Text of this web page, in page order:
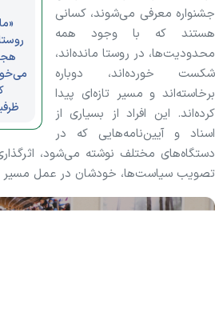
جشنواره معرفی می‌شوند، کسانی
هستند که با وجود همه
محدودیت‌ها، در روستا مانده‌اند،
شکست خورده‌اند، دوباره
برخاسته‌اند و مسیر تازه‌ای پیدا
کرده‌اند. این افراد از بسیاری از
اسناد و آیین‌نامه‌هایی که در
دستگاه‌های مختلف نوشته می‌شود،
تصویب سیاست‌ها، خودشان در عمل مسیر